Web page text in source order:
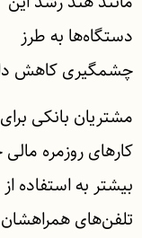
دستگاه‌ها به طرز
چشمگیری کاهش
مشتریان بانکی
کارهای روزمره
بیشتر به استفاده از
تلفن‌های